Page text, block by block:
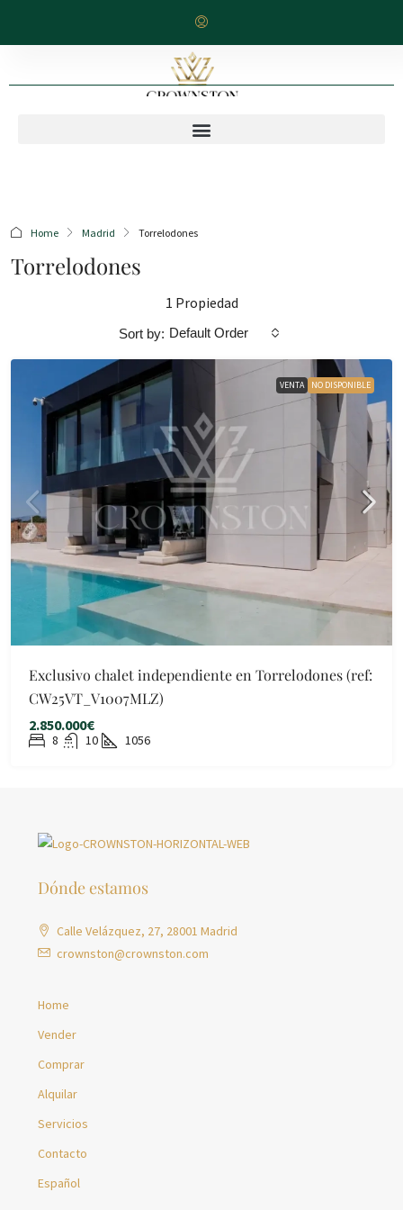
Home Madrid Torrelodones
Torrelodones
1 Propiedad
Sort by: Default Order
VENTA NO DISPONIBLE
Exclusivo chalet independiente en Torrelodones (ref:
CW25VT_V1007MLZ)
2.850.000€
8 10 1056
Dónde estamos
Calle Velázquez, 27, 28001 Madrid
crownston@crownston.com
Home
Vender
Comprar
Alquilar
Servicios
Contacto
Español